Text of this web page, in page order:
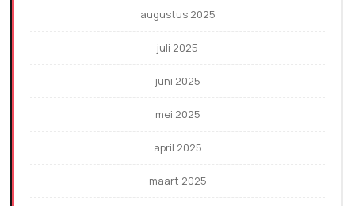
augustus 2025
juli 2025
juni 2025
mei 2025
april 2025
maart 2025